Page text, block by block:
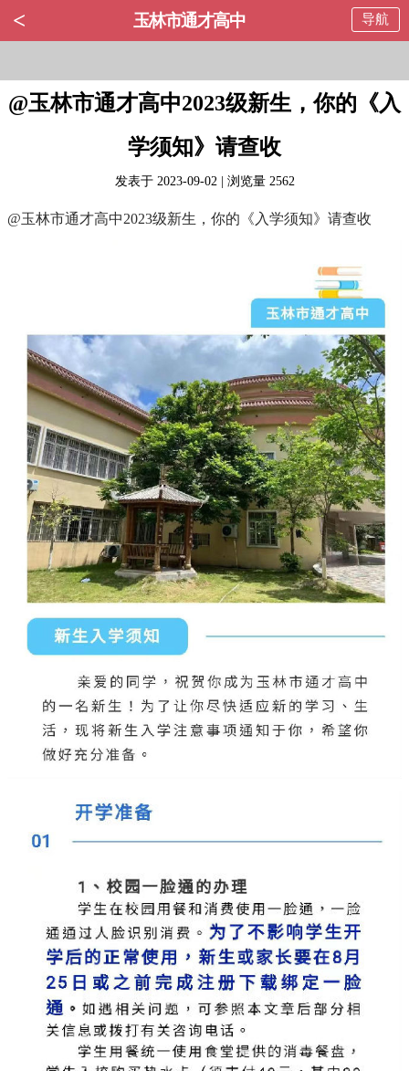
< 玉林市通才高中 导航
@玉林市通才高中2023级新生，你的《入
学须知》请查收
发表于 2023-09-02 | 浏览量 2562
@玉林市通才高中2023级新生，你的《入学须知》请查收